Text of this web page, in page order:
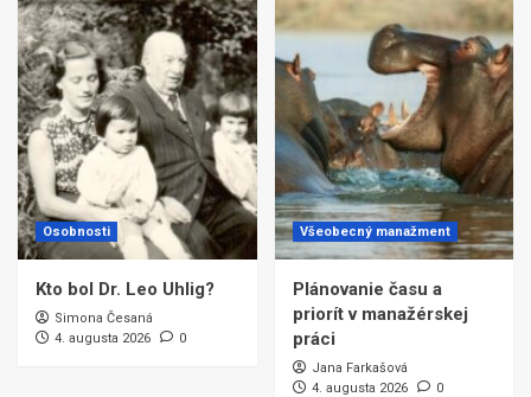
Osobnosti
Kto bol Dr. Leo Uhlig?
Simona Česaná
4. augusta 2026
0
Všeobecný manažment
Plánovanie času a
priorít v manažérskej
práci
Jana Farkašová
4. augusta 2026
0